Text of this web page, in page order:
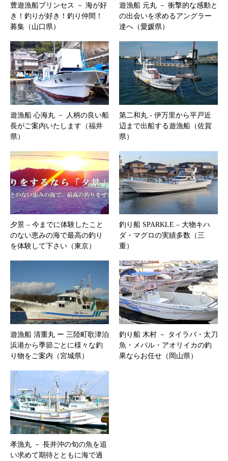
豊遊漁船プリンセス － 海が好
き！釣りが好き！釣り仲間！
募集（山口県）
遊漁船 元丸 － 衝撃的な感動と
の出会いを求めるアングラー
達へ（愛媛県）
遊漁船 心海丸 － 人柄の良い船
長がご案内いたします（福井
県）
第二和丸 ‐ 伊万里から平戸近
辺まで出船する遊漁船（佐賀
県）
夕景 – 今までに体験したこと
のない恵みの海で最高の釣り
を体験して下さい（東京）
釣り船 SPARKLE – 大物キハ
ダ・マグロの実績多数（三
重）
遊漁船 清重丸 ー 三陸町歌津泊
浜港から季節ごとに様々な釣
り物をご案内（宮城県）
釣り船 木村 － タイラバ・太刀
魚・メバル・アオリイカの釣
果ならお任せ（岡山県）
孝漁丸 － 長井沖の旬の魚を追
い求めて期待とともに海で過